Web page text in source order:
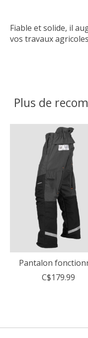
Fiable et solide, il
vos travaux
Plus de
Articles du carrousel
Pantalon
C$179.99